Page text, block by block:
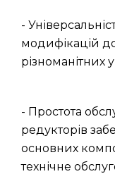
-
модифікацій
різноманітних
- Простота
редукторів
основних
технічне